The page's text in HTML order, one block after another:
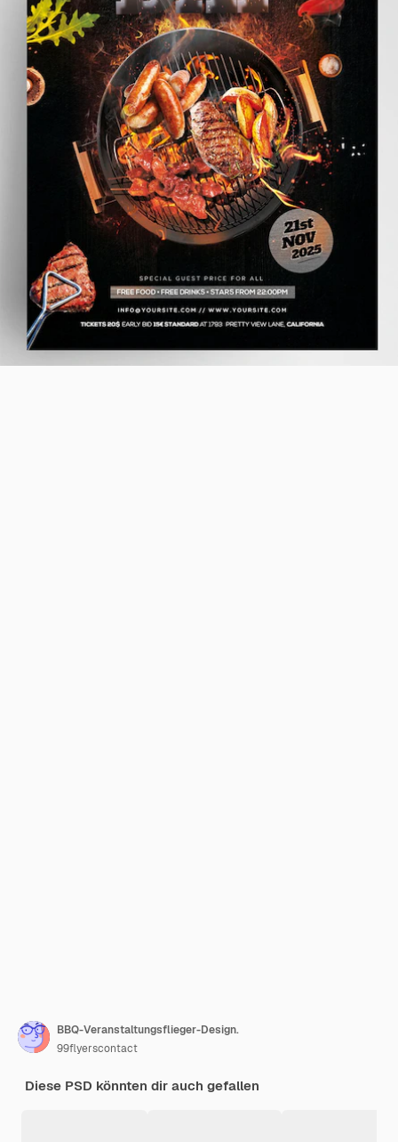
BBQ-Veranstaltungsflieger-Design.
99flyerscontact
Diese PSD könnten dir auch gefallen